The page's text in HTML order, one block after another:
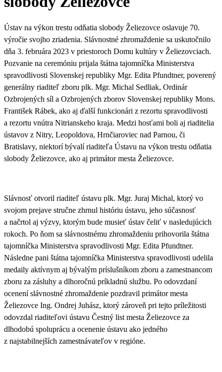
Ústav na výkon trestu odňatia slobody Želiezovce oslavuje 70.
výročie svojho zriadenia. Slávnostné zhromaždenie sa uskutočnilo
dňa 3. februára 2023 v priestoroch Domu kultúry v Želiezovciach.
Pozvanie na ceremóniu prijala štátna tajomníčka Ministerstva
spravodlivosti Slovenskej republiky Mgr. Edita Pfundtner, poverený
generálny riaditeľ zboru plk. Mgr. Michal Sedliak, Ordinár
Ozbrojených síl a Ozbrojených zborov Slovenskej republiky Mons.
František Rábek, ako aj ďalší funkcionári z rezortu spravodlivosti
a rezortu vnútra Nitrianskeho kraja. Medzi hosťami boli aj riaditelia
ústavov z Nitry, Leopoldova, Hrnčiaroviec nad Parnou, či
Bratislavy, niektorí bývalí riaditeľa Ústavu na výkon trestu odňatia
slobody Želiezovce, ako aj primátor mesta Želiezovce.
Slávnosť otvoril riaditeľ ústavu plk. Mgr. Juraj Michal, ktorý vo
svojom prejave stručne zhrnul históriu ústavu, jeho súčasnosť
a načrtol aj výzvy, ktorým bude musieť ústav čeliť v nasledujúcich
rokoch. Po ňom sa slávnostnému zhromaždeniu prihovorila štátna
tajomníčka Ministerstva spravodlivosti Mgr. Edita Pfundtner.
Následne pani štátna tajomníčka Ministerstva spravodlivosti udelila
medaily aktívnym aj bývalým príslušníkom zboru a zamestnancom
zboru za zásluhy a dlhoročnú príkladnú službu. Po odovzdaní
ocenení slávnostné zhromaždenie pozdravil primátor mesta
Želiezovce Ing. Ondrej Juhász, ktorý zároveň pri tejto príležitosti
odovzdal riaditeľovi ústavu Čestný list mesta Želiezovce za
dlhodobú spoluprácu a ocenenie ústavu ako jedného
z najstabilnejších zamestnávateľov v regióne.